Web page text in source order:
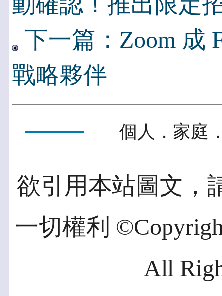
下一篇：Zoom 成
戰略夥伴
個人．家庭
欲引用本站圖文，
一切權利
All